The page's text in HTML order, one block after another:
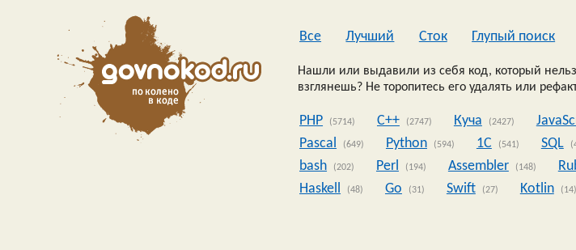
Все Лучший Сток Глупый поиск
Нашли или выдавили из себя код, который
взглянешь? Не торопитесь его удалять или
PHP (5714) C++ (2747) Куча (2427)
Pascal (649) Python (594) 1C (541) SQL
bash (202) Perl (194) Assembler (148)
Haskell (48) Go (31) Swift (27) Kotlin (14)